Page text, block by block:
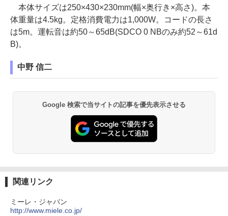
本体サイズは250×430×230mm(幅×奥行き×高さ)。本
体重量は4.5kg。定格消費電力は1,000W。コードの長さ
は5m。運転音は約50～65dB(SDCO 0 NBのみ約52～61d
B)。
中野 信二
Google 検索で当サイトの記事を優先表示させる
関連リンク
ミーレ・ジャパン
http://www.miele.co.jp/